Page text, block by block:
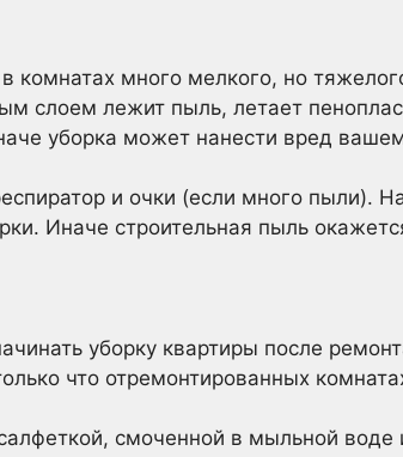
в комнатах много мелкого, но
слоем лежит пыль, летает
уборка может нанести вред
и очки (если много пыли).
Иначе строительная пыль
уборку квартиры после
что отремонтированных
смоченной в мыльной воде